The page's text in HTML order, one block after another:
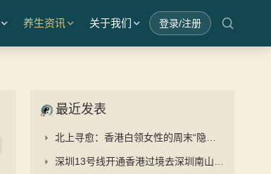
登录/注册
养生资讯 关于我们
最近发表